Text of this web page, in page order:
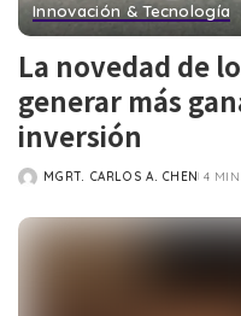
Innovación & Tecnología
La novedad de
generar más
inversión
POSTED
MGRT. CARLOS A. CHEN 4 MIN